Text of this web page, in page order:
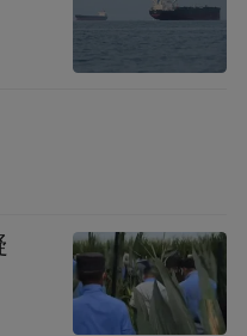
禁赛都并不令人意